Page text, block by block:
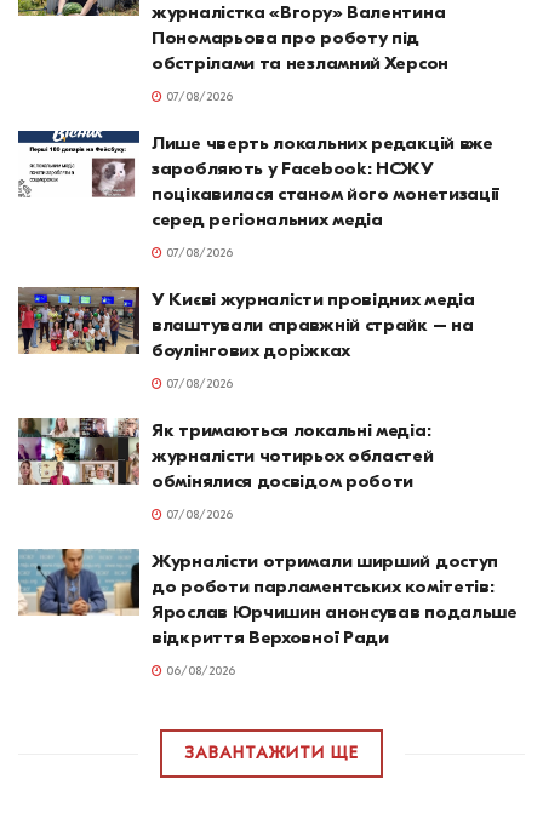
журналістка «Вгору» Валентина
Пономарьова про роботу під
обстрілами та незламний Херсон
07/08/2026
Лише чверть локальних редакцій вже
заробляють у Facebook: НСЖУ
поцікавилася станом його монетизації
серед регіональних медіа
07/08/2026
У Києві журналісти провідних медіа
влаштували справжній страйк – на
боулінгових доріжках
07/08/2026
Як тримаються локальні медіа:
журналісти чотирьох областей
обмінялися досвідом роботи
07/08/2026
Журналісти отримали ширший доступ
до роботи парламентських комітетів:
Ярослав Юрчишин анонсував подальше
відкриття Верховної Ради
06/08/2026
ЗАВАНТАЖИТИ ЩЕ